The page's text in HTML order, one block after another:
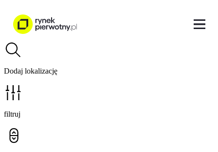
Dodaj lokalizację
filtruj